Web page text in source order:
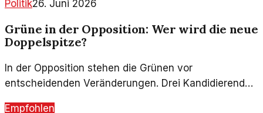
zuschauen!
Politik26. Juni 2026
Grüne in der Opposition: Wer wird die neue
Doppelspitze?
In der Opposition stehen die Grünen vor
entscheidenden Veränderungen. Drei Kandidierende
Empfohlen